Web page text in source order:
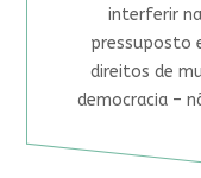
interferir
pressuposto
direitos de
democracia –